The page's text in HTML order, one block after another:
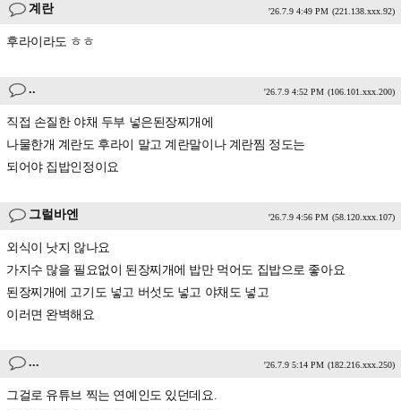
계란 '26.7.9 4:49 PM (221.138.xxx.92)
후라이라도 ㅎㅎ
.. '26.7.9 4:52 PM (106.101.xxx.200)
직접 손질한 야채 두부 넣은된장찌개에
나물한개 계란도 후라이 말고 계란말이나 계란찜 정도는
되어야 집밥인정이요
그럴바엔 '26.7.9 4:56 PM (58.120.xxx.107)
외식이 낫지 않나요
가지수 많을 필요없이 된장찌개에 밥만 먹어도 집밥으로 좋아요
된장찌개에 고기도 넣고 버섯도 넣고 야채도 넣고
이러면 완벽해요
... '26.7.9 5:14 PM (182.216.xxx.250)
그걸로 유튜브 찍는 연예인도 있던데요.